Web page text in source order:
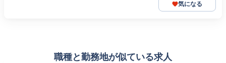
気になる
職種と勤務地が似ている求人